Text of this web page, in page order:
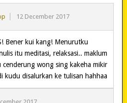
12 December 2017
Bener kui kang! Menurutku
itu meditasi, relaksasi.. maklum
cenderung wong sing kakeha mikir
kudu disalurkan ke tulisan hahhaa